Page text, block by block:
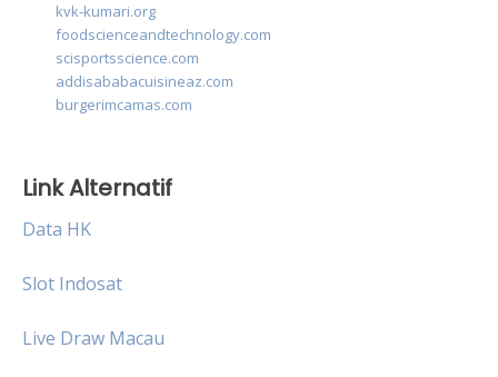
kvk-kumari.org
foodscienceandtechnology.com
scisportsscience.com
addisababacuisineaz.com
burgerimcamas.com
Link Alternatif
Data HK
Slot Indosat
Live Draw Macau